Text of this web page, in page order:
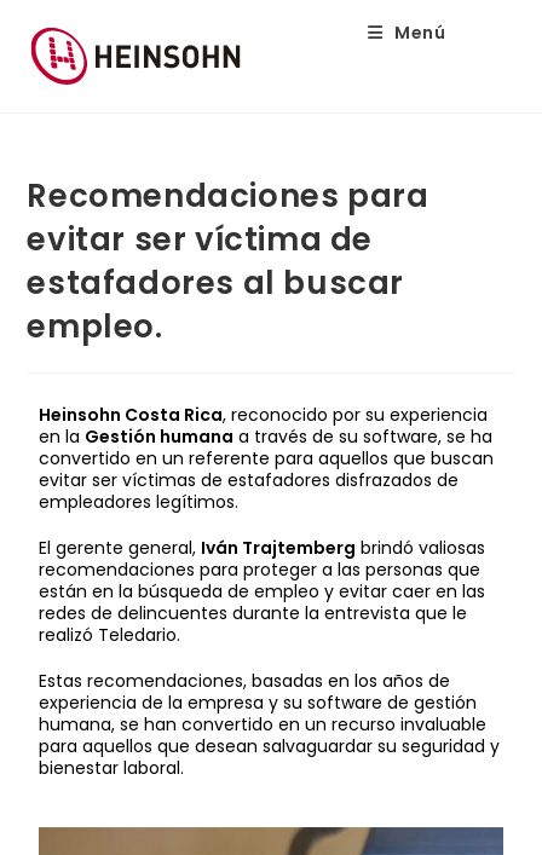
Menú
Recomendaciones para
evitar ser víctima de
estafadores al buscar
empleo.
Heinsohn Costa Rica, reconocido por su experiencia
en la Gestión humana a través de su software, se ha
convertido en un referente para aquellos que buscan
evitar ser víctimas de estafadores disfrazados de
empleadores legítimos.
El gerente general, Iván Trajtemberg brindó valiosas
recomendaciones para proteger a las personas que
están en la búsqueda de empleo y evitar caer en las
redes de delincuentes durante la entrevista que le
realizó Teledario.
Estas recomendaciones, basadas en los años de
experiencia de la empresa y su software de gestión
humana, se han convertido en un recurso invaluable
para aquellos que desean salvaguardar su seguridad y
bienestar laboral.